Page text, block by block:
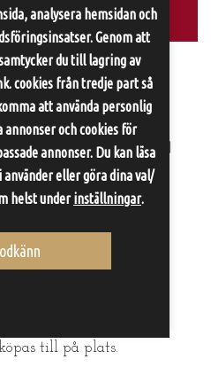
där vi lägger till enligt önskad
skaldjursplatån
till på plats.
analysera hemsidan och
Genom att
du till lagring av
cookies från tredje part så
att använda personlig
och cookies för
annonser. Du kan läsa
använder eller göra dina val/
helst underinställningar.